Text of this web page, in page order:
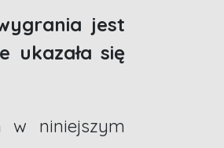
jest
ukazała się
w niniejszym